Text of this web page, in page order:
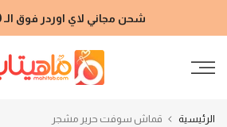
إلى
شحن مجاني لاي اوردر فوق الـ 2000 جنيه
الرئيسية قماش سوفت حرير مشجر